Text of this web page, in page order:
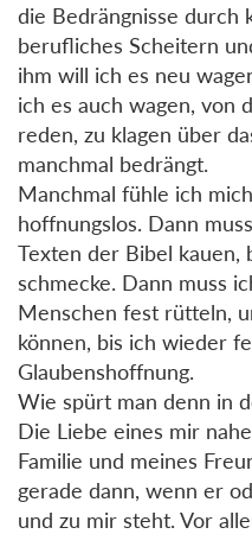
die Bedrängnisse durch
berufliches Scheitern
ihm will ich es neu
ich es auch wagen, von
reden, zu klagen über
manchmal bedrängt.
Manchmal fühle ich
hoffnungslos. Dann
Texten der Bibel
schmecke. Dann muss
Menschen fest rütteln,
können, bis ich wieder
Glaubenshoffnung.
Wie spürt man denn in
Die Liebe eines mir
Familie und meines
gerade dann, wenn er
und zu mir steht. Vor